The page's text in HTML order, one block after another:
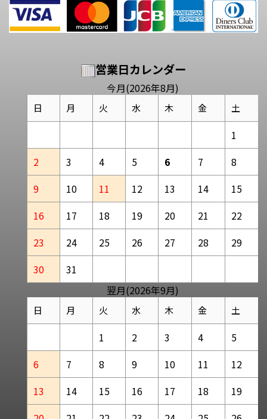
営業日カレンダー
今月(2026年8月)
日 月 火 水 木 金 土
1
2
3 4 5 6 7
8
9
10 11 12 13 14
15
16
17 18 19 20 21
22
23
24 25 26 27 28
29
30
31
翌月(2026年9月)
日 月 火 水 木 金 土
1 2 3 4
5
6
7 8 9 10 11
12
13
14 15 16 17 18
19